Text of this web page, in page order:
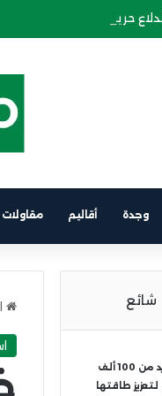
حريق في سيارة كهربائية
وجدة أقاليم مقاولات
شائع
الناظور تستقبل أزيد من 100 ألف
طاقتها